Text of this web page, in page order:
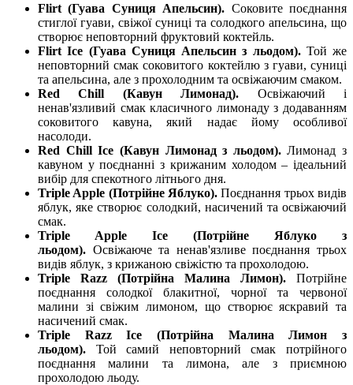
Flirt (Гуава Суниця Апельсин). Соковите поєднання
стиглої гуави, свіжої суниці та солодкого апельсина, що
створює неповторний фруктовий коктейль.
Flirt Ice (Гуава Суниця Апельсин з льодом). Той же
неповторний смак соковитого коктейлю з гуави, суниці
та апельсина, але з прохолодним та освіжаючим смаком.
Red Chill (Кавун Лимонад). Освіжаючий і
ненав'язливий смак класичного лимонаду з додаванням
соковитого кавуна, який надає йому особливої
насолоди.
Red Chill Ice (Кавун Лимонад з льодом).Лимонад з
кавуном у поєднанні з крижаним холодом – ідеальний
вибір для спекотного літнього дня.
Triple Apple (Потрійне Яблуко).Поєднання трьох видів
яблук, яке створює солодкий, насичений та освіжаючий
смак.
Triple Apple Ice (Потрійне Яблуко з
льодом). Освіжаюче та ненав'язливе поєднання трьох
видів яблук, з крижаною свіжістю та прохолодою.
Triple Razz (Потрійна Малина Лимон). Потрійне
поєднання солодкої блакитної, чорної та червоної
малини зі свіжим лимоном, що створює яскравий та
насичений смак.
Triple Razz Ice (Потрійна Малина Лимон з
льодом). Той самий неповторний смак потрійного
поєднання малини та лимона, але з приємною
прохолодою льоду.